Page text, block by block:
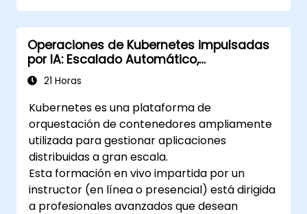
Operaciones de Kubernetes impulsadas
por IA: Escalado Automático,
Programación y Optimización de
Recursos
21 Horas
Kubernetes es una plataforma de
orquestación de contenedores ampliamente
utilizada para gestionar aplicaciones
distribuidas a gran escala.
Esta formación en vivo impartida por un
instructor (en línea o presencial) está dirigida
a profesionales avanzados que desean